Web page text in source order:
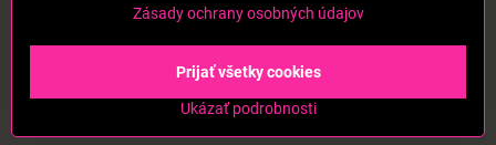
©2026Copyright
Predvoľby súkromiaZásady ochrany osobných údajov
Stav objednávky
Vytvorené pomocou:BiznisWeb.sk
Zásady ochrany osobných údajov
Ukázať podrobnosti
Prijať všetky cookies